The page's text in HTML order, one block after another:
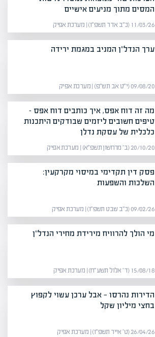
המסים מתוך מניעים אישיים
11/03/26 (כ״ב אדר תשפ״ו) | מערכת אפיק
ערך הנדל"ן המניב במגמת ירידה
09/08/20 (י״ט אב תש״פ) | מערכת אפיק
מה זה דוח אפס, איך כותבים דוח אפס –
טיפים חשובים ליזמים שבודקים היתכנות
כלכלית של עסקת נדלן
20/10/20 (ב׳ מרחשון תשפ״א) | מערכת אפיק
פסק דין תקדימי במיסוי מקרקעין:
השלכות והשפעות
09/02/26 (כ״ב שבט תשפ״ו) | מערכת אפיק
מי הולך להרוויח מירידת מחירי הנדל"ן
15/08/18 (ד׳ אלול תשע״ח) | מערכת אפיק
הדירות נהרסו — אבל ערכן עשוי לקפוץ
בחצי מיליון שקל
26/04/26 (ט׳ אייר תשפ״ו) | מערכת אפיק